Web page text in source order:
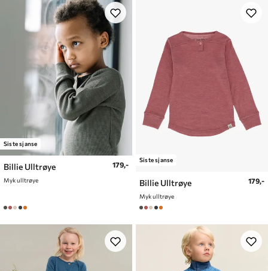
Siste sjanse
Billie Ulltrøye
Myk ulltrøye
179,-
Siste sjanse
Billie Ulltrøye
Myk ulltrøye
179,-